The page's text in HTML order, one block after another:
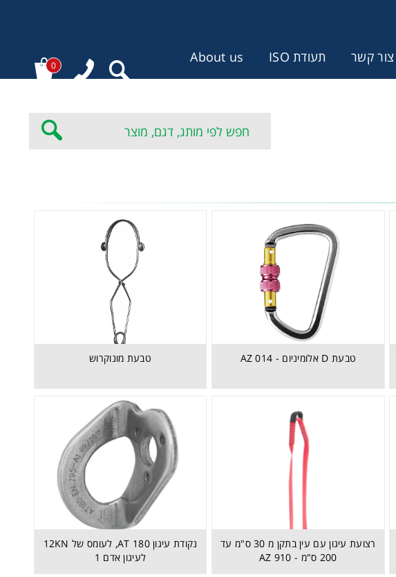
צור קשר תעודת ISO
About us
0
טבעת D אלומיניום - AZ 014 טבעת מונוקרוש
רצועת עיגון עם עין בתקן מ 30 ס"מ עד
200 ס"מ - AZ 910
נקודת עיגון AT 180, לעומס של 12KN
לעיגון אדם 1